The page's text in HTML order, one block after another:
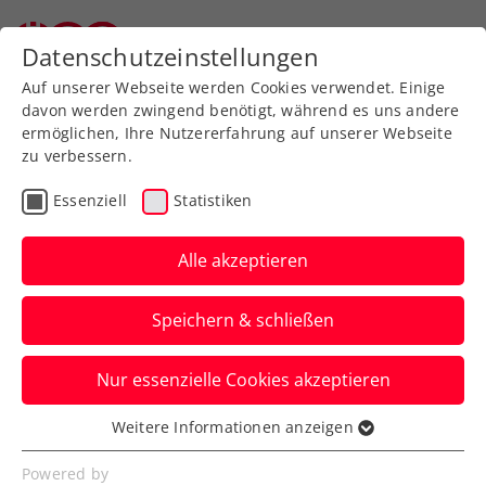
Aktuelle News
News filtern
Datenschutzeinstellungen
Auf unserer Webseite werden Cookies verwendet. Einige
davon werden zwingend benötigt, während es uns andere
ermöglichen, Ihre Nutzererfahrung auf unserer Webseite
zu verbessern.
Essenziell Statistiken
Alle akzeptieren
Speichern & schließen
Nur essenzielle Cookies akzeptieren
Essenziell
Essenzielle Cookies werden für grundlegende
Weitere Informationen anzeigen
Powered by